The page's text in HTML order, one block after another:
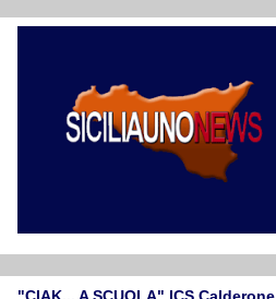
"CIAK... A SCUOLA" ICS Calderone